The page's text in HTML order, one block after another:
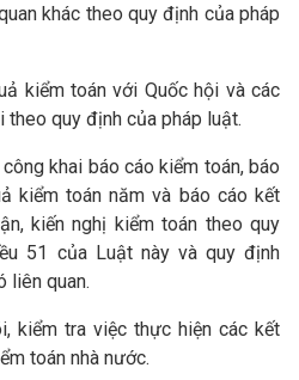
khác theo quy định của pháp
kiểm toán với Quốc hội và các
theo quy định của pháp luật.
khai báo cáo kiểm toán, báo
kiểm toán năm và báo cáo kết
kiến nghị kiểm toán theo quy
51 của Luật này và quy định
liên quan.
kiểm tra việc thực hiện các kết
toán nhà nước.